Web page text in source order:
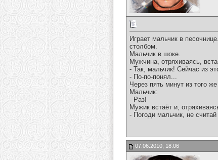
Игpает мальчик в
столбом.
Мальчик в шоке.
Мужчина, отpяхиваясь,
- Так, мальчик! Сейчас из
- По-по-понял...
Чеpез пять минут из того
Мальчик:
- Раз!
Мужик встаёт и,
- Погоди мальчик, не
07.06.2010, 18:06